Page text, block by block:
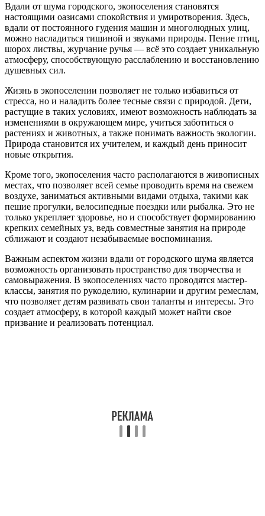
Вдали от шума городского, экопоселения становятся
настоящими оазисами спокойствия и умиротворения. Здесь,
вдали от постоянного гудения машин и многолюдных улиц,
можно насладиться тишиной и звуками природы. Пение птиц,
шорох листвы, журчание ручья — всё это создает уникальную
атмосферу, способствующую расслаблению и восстановлению
душевных сил.
Жизнь в экопоселении позволяет не только избавиться от
стресса, но и наладить более тесные связи с природой. Дети,
растущие в таких условиях, имеют возможность наблюдать за
изменениями в окружающем мире, учиться заботиться о
растениях и животных, а также понимать важность экологии.
Природа становится их учителем, и каждый день приносит
новые открытия.
Кроме того, экопоселения часто располагаются в живописных
местах, что позволяет всей семье проводить время на свежем
воздухе, заниматься активными видами отдыха, такими как
пешие прогулки, велосипедные поездки или рыбалка. Это не
только укрепляет здоровье, но и способствует формированию
крепких семейных уз, ведь совместные занятия на природе
сближают и создают незабываемые воспоминания.
Важным аспектом жизни вдали от городского шума является
возможность организовать пространство для творчества и
самовыражения. В экопоселениях часто проводятся мастер-
классы, занятия по рукоделию, кулинарии и другим ремеслам,
что позволяет детям развивать свои таланты и интересы. Это
создает атмосферу, в которой каждый может найти свое
призвание и реализовать потенциал.